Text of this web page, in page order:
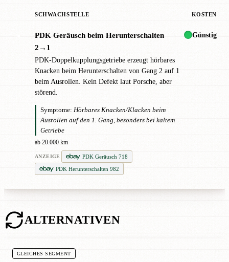
SCHWACHSTELLE KOSTEN
PDK Geräusch beim Herunterschalten
2→1
PDK-Doppelkupplungsgetriebe erzeugt hörbares
Knacken beim Herunterschalten von Gang 2 auf 1
beim Ausrollen. Kein Defekt laut Porsche, aber
störend.
Symptome: Hörbares Knacken/Klacken beim
Ausrollen auf den 1. Gang, besonders bei kaltem
Getriebe
ab 20.000 km
ANZEIGE
PDK Geräusch 718
PDK Herunterschalten 982
Günstig
ALTERNATIVEN
GLEICHES SEGMENT